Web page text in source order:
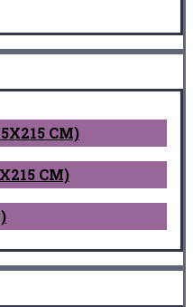
СМ)
СМ)